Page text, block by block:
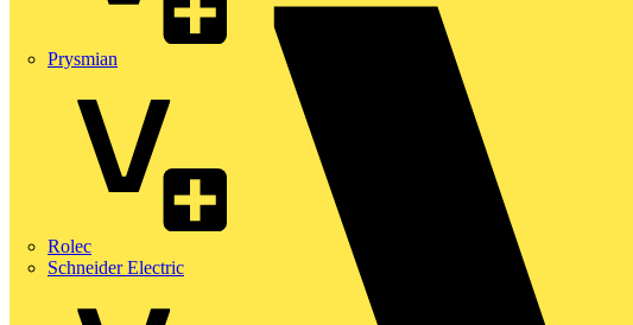
Prysmian
Rolec
Schneider Electric